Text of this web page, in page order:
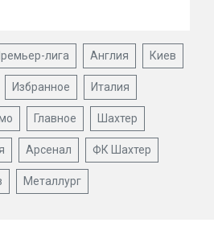
лига Англия Киев
Избранное Италия
Главное Шахтер
Арсенал ФК Шахтер
Металлург